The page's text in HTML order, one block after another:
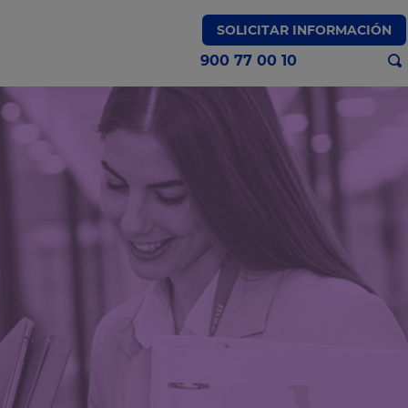
SOLICITAR INFORMACIÓN
900 77 00 10